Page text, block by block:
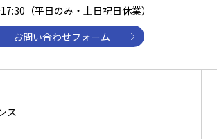
（平日のみ・土日祝日休業）
お問い合わせフォーム
ス